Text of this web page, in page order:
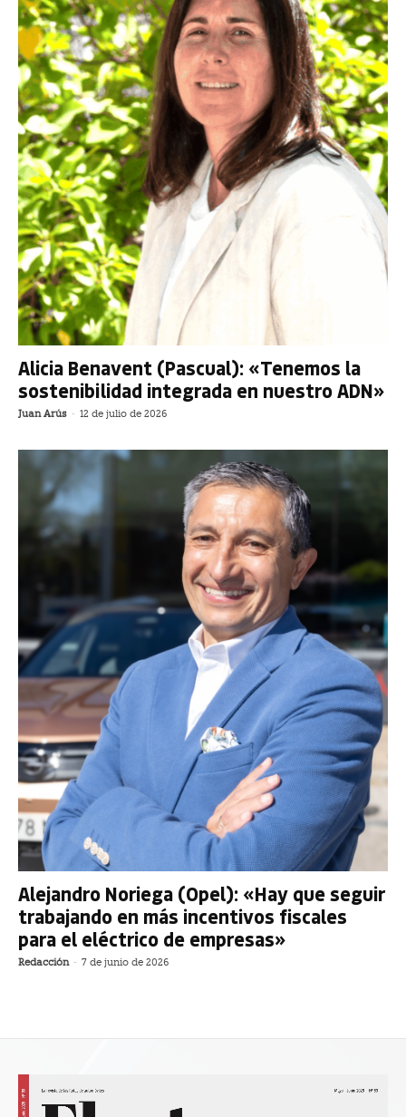
Alicia Benavent (Pascual): «Tenemos la
sostenibilidad integrada en nuestro ADN»
Juan Arús - 12 de julio de 2026
Alejandro Noriega (Opel): «Hay que seguir
trabajando en más incentivos fiscales
para el eléctrico de empresas»
Redacción - 7 de junio de 2026